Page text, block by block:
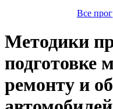
Все
Методики
подготовке
ремонту и